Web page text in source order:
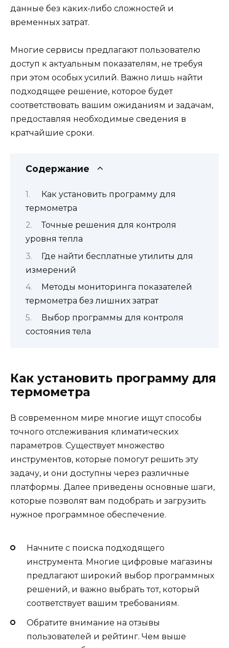
данные без каких-либо сложностей и
временных затрат.
Многие сервисы предлагают пользователю
доступ к актуальным показателям, не требуя
при этом особых усилий. Важно лишь найти
подходящее решение, которое будет
соответствовать вашим ожиданиям и задачам,
предоставляя необходимые сведения в
кратчайшие сроки.
Содержание
Как установить программу для
термометра
Точные решения для контроля
уровня тепла
Где найти бесплатные утилиты для
измерений
Методы мониторинга показателей
термометра без лишних затрат
Выбор программы для контроля
состояния тела
Как установить программу для
термометра
В современном мире многие ищут способы
точного отслеживания климатических
параметров. Существует множество
инструментов, которые помогут решить эту
задачу, и они доступны через различные
платформы. Далее приведены основные шаги,
которые позволят вам подобрать и загрузить
нужное программное обеспечение.
Начните с поиска подходящего
инструмента. Многие цифровые магазины
предлагают широкий выбор программных
решений, и важно выбрать тот, который
соответствует вашим требованиям.
Обратите внимание на отзывы
пользователей и рейтинг. Чем выше